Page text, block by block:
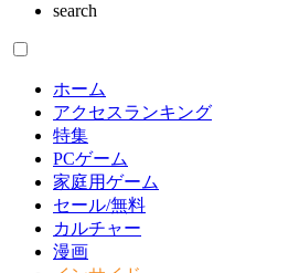
search
ホーム
アクセスランキング
特集
PCゲーム
家庭用ゲーム
セール/無料
カルチャー
漫画